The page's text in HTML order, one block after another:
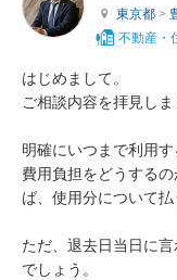
東京都 >
不動産・
はじめまして。
ご相談内容を拝見しま
明確にいつまで利用
費用負担をどうする
ば、使用分について払
ただ、退去日当日に
でしょう。